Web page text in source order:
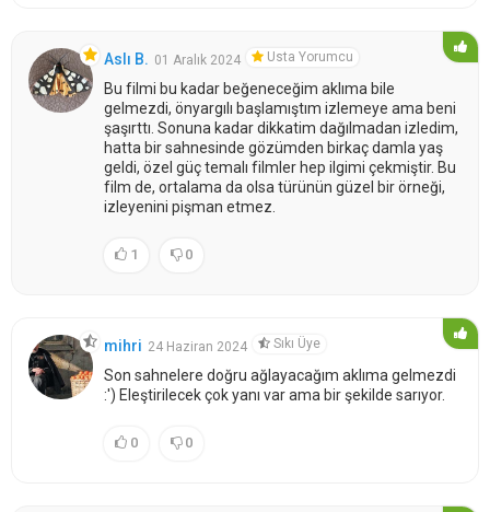
Aslı B. 01 Aralık 2024 Usta Yorumcu
Bu filmi bu kadar beğeneceğim aklıma bile
gelmezdi, önyargılı başlamıştım izlemeye ama beni
şaşırttı. Sonuna kadar dikkatim dağılmadan izledim,
hatta bir sahnesinde gözümden birkaç damla yaş
geldi, özel güç temalı filmler hep ilgimi çekmiştir. Bu
film de, ortalama da olsa türünün güzel bir örneği,
izleyenini pişman etmez.
1 0
mihri 24 Haziran 2024 Sıkı Üye
Son sahnelere doğru ağlayacağım aklıma gelmezdi
:') Eleştirilecek çok yanı var ama bir şekilde sarıyor.
0 0